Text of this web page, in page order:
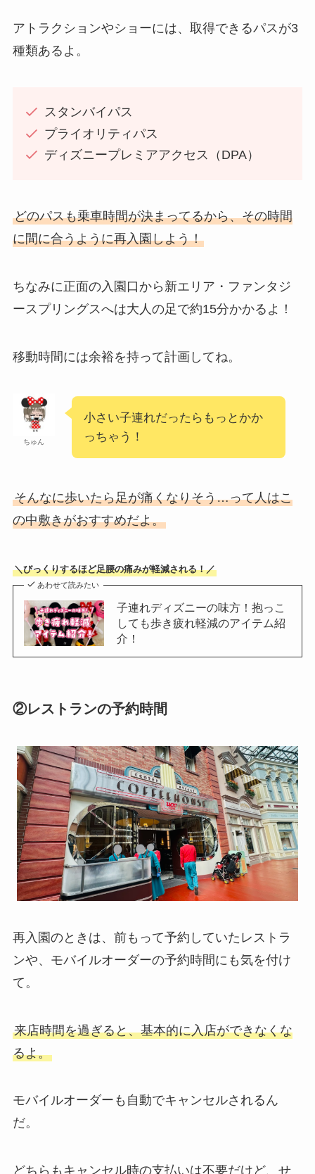
アトラクションやショーには、取得できるパスが3
種類あるよ。
スタンバイパス
プライオリティパス
ディズニープレミアアクセス（DPA）
どのパスも乗車時間が決まってるから、その時間
に間に合うように再入園しよう！
ちなみに正面の入園口から新エリア・ファンタジ
ースプリングスへは大人の足で約15分かかるよ！
移動時間には余裕を持って計画してね。
ちゅん
小さい子連れだったらもっとかか
っちゃう！
そんなに歩いたら足が痛くなりそう…って人はこ
の中敷きがおすすめだよ。
＼びっくりするほど足腰の痛みが軽減される！／
あわせて読みたい
子連れディズニーの味方！抱っこ
しても歩き疲れ軽減のアイテム紹
介！
②レストランの予約時間
再入園のときは、前もって予約していたレストラ
ンや、モバイルオーダーの予約時間にも気を付け
て。
来店時間を過ぎると、基本的に入店ができなくな
るよ。
モバイルオーダーも自動でキャンセルされるん
だ。
どちらもキャンセル時の支払いは不要だけど、せ